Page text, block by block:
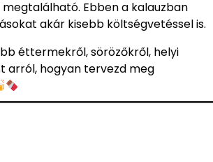
Ebben a kalauzban
akár kisebb költségvetéssel is.
éttermekről, sörözőkről, helyi
arról, hogyan tervezd meg